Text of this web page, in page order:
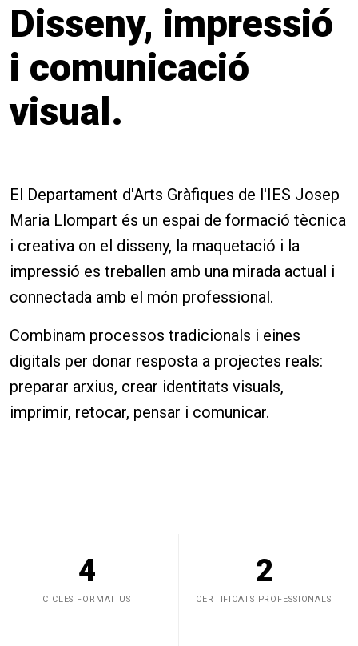
Disseny, impressió
i comunicació
visual.
El Departament d'Arts Gràfiques de l'IES Josep
Maria Llompart és un espai de formació tècnica
i creativa on el disseny, la maquetació i la
impressió es treballen amb una mirada actual i
connectada amb el món professional.
Combinam processos tradicionals i eines
digitals per donar resposta a projectes reals:
preparar arxius, crear identitats visuals,
imprimir, retocar, pensar i comunicar.
4
CICLES FORMATIUS
2
CERTIFICATS PROFESSIONALS